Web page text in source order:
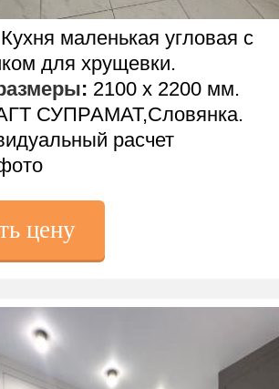
цену
Кухня маленькая угловая с
для хрущевки.
: 2100 х 2200 мм.
СУПРАМАТ,Словянка.
расчет